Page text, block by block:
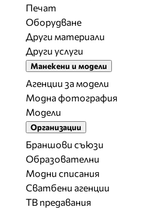
Печат
Оборудване
Други материали
Други услуги
Манекени и модели
Агенции за модели
Модна фотография
Модели
Организации
Браншови съюзи
Образователни
Модни списания
Сватбени агенции
ТВ предавания